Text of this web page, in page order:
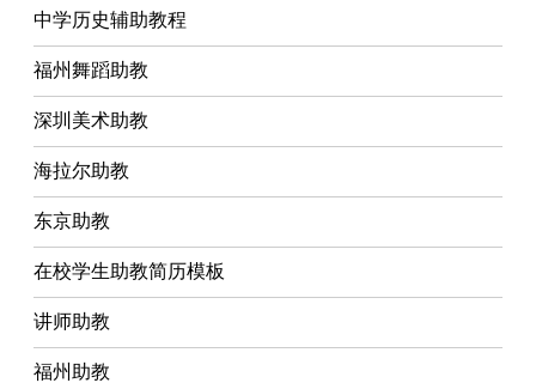
中学历史辅助教程
福州舞蹈助教
深圳美术助教
海拉尔助教
东京助教
在校学生助教简历模板
讲师助教
福州助教